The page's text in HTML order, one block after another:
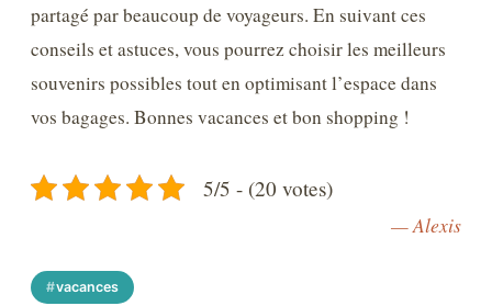
partagé par beaucoup de voyageurs. En suivant ces
conseils et astuces, vous pourrez choisir les meilleurs
souvenirs possibles tout en optimisant l’espace dans
vos bagages. Bonnes vacances et bon shopping !
5/5 - (20 votes)
— Alexis
vacances